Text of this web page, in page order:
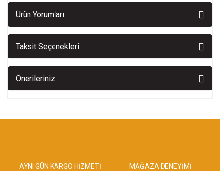
Ürün Yorumları
Taksit Seçenekleri
Önerileriniz
AYNI GÜN KARGO HİZMETİ MAĞAZA DENEYİMİ